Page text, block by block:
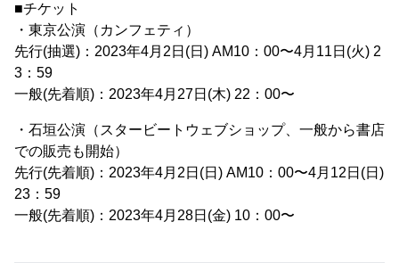
■チケット
・東京公演（カンフェティ）
先行(抽選)：2023年4月2日(日) AM10：00〜4月11日(火) 2
3：59
一般(先着順)：2023年4月27日(木) 22：00〜
・石垣公演（スタービートウェブショップ、一般から書店
での販売も開始）
先行(先着順)：2023年4月2日(日) AM10：00〜4月12日(日)
23：59
一般(先着順)：2023年4月28日(金) 10：00〜